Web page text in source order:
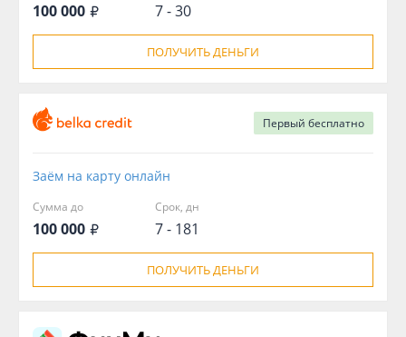
100 000 7 - 30
ПОЛУЧИТЬ ДЕНЬГИ
Первый бесплатно
Заём на карту онлайн
Сумма до
100 000
Срок, дн
7 - 181
ПОЛУЧИТЬ ДЕНЬГИ